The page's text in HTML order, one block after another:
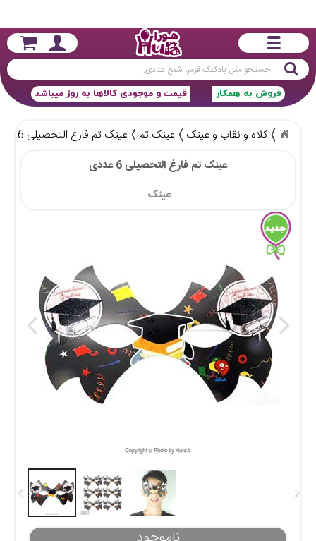
جستجو
قیمت و موجودی کالاها به روز میباشد فروش به همکار
کلاه و نقاب و عینک عینک تم
عینک تم فارغ التحصیلی 6 عددی
عینک تم فارغ التحصیلی 6 عددی
عینک